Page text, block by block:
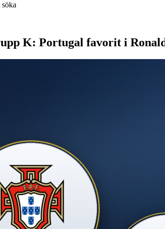
K: Portugal favorit i